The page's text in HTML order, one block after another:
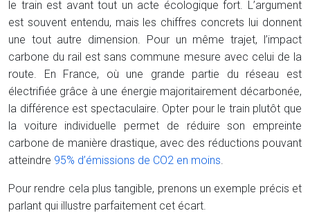
le train est avant tout un acte écologique fort. L’argument
est souvent entendu, mais les chiffres concrets lui donnent
une tout autre dimension. Pour un même trajet, l’impact
carbone du rail est sans commune mesure avec celui de la
route. En France, où une grande partie du réseau est
électrifiée grâce à une énergie majoritairement décarbonée,
la différence est spectaculaire. Opter pour le train plutôt que
la voiture individuelle permet de réduire son empreinte
carbone de manière drastique, avec des réductions pouvant
atteindre 95% d’émissions de CO2 en moins.
Pour rendre cela plus tangible, prenons un exemple précis et
parlant qui illustre parfaitement cet écart.